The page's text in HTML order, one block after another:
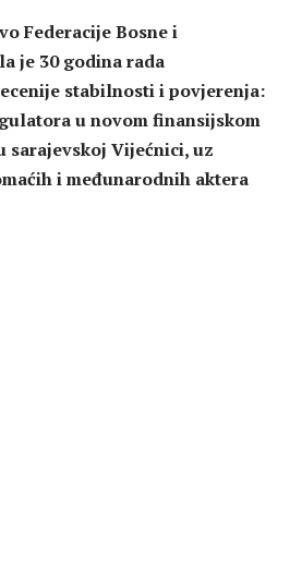
Federacije Bosne i
je 30 godina rada
stabilnosti i povjerenja:
u novom finansijskom
sarajevskoj Vijećnici, uz
i međunarodnih aktera